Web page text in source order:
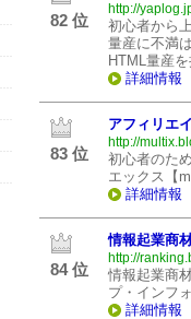
82 位
http://
初心者から
量産に不満
HTML量産
詳細情報
83 位
アフィリエ
http://
初心者のた
エックス【
詳細情報
84 位
情報起業商
http://
情報起業商
プ・インフ
詳細情報